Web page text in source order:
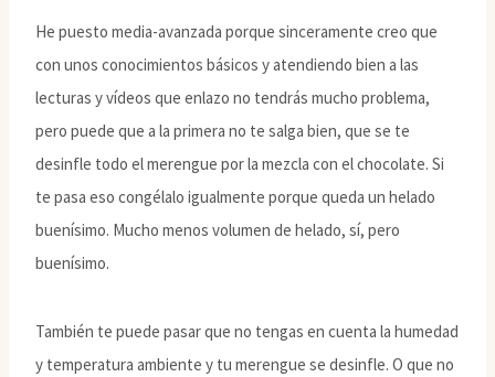
He puesto media-avanzada porque sinceramente creo que
con unos conocimientos básicos y atendiendo bien a las
lecturas y vídeos que enlazo no tendrás mucho problema,
pero puede que a la primera no te salga bien, que se te
desinfle todo el merengue por la mezcla con el chocolate. Si
te pasa eso congélalo igualmente porque queda un helado
buenísimo. Mucho menos volumen de helado, sí, pero
buenísimo.
También te puede pasar que no tengas en cuenta la humedad
y temperatura ambiente y tu merengue se desinfle. O que no